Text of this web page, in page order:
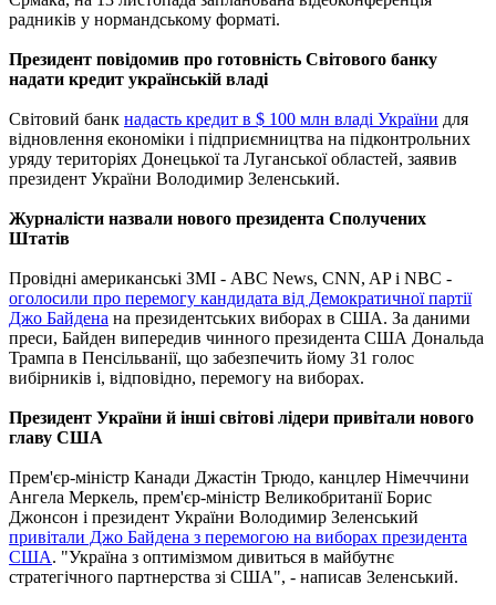
радників у нормандському форматі.
Президент повідомив про готовність Світового банку
надати кредит українській владі
Світовий банк надасть кредит в $ 100 млн владі України для
відновлення економіки і підприємництва на підконтрольних
уряду територіях Донецької та Луганської областей, заявив
президент України Володимир Зеленський.
Журналісти назвали нового президента Сполучених
Штатів
Провідні американські ЗМІ - ABC News, CNN, AP і NBC -
оголосили про перемогу кандидата від Демократичної партії
Джо Байдена на президентських виборах в США. За даними
преси, Байден випередив чинного президента США Дональда
Трампа в Пенсільванії, що забезпечить йому 31 голос
вибірників і, відповідно, перемогу на виборах.
Президент України й інші світові лідери привітали нового
главу США
Прем'єр-міністр Канади Джастін Трюдо, канцлер Німеччини
Ангела Меркель, прем'єр-міністр Великобританії Борис
Джонсон і президент України Володимир Зеленський
привітали Джо Байдена з перемогою на виборах президента
США. "Україна з оптимізмом дивиться в майбутнє
стратегічного партнерства зі США", - написав Зеленський.